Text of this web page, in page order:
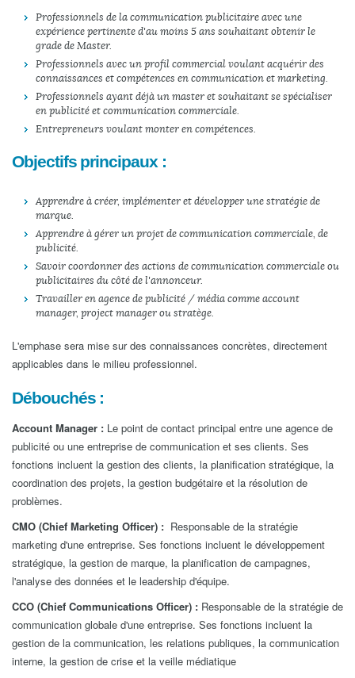
Professionnels de la communication publicitaire avec une
expérience pertinente d'au moins 5 ans souhaitant obtenir le
grade de Master.
Professionnels avec un profil commercial voulant acquérir des
connaissances et compétences en communication et marketing.
Professionnels ayant déjà un master et souhaitant se spécialiser
en publicité et communication commerciale.
Entrepreneurs voulant monter en compétences.
Objectifs principaux :
Apprendre à créer, implémenter et développer une stratégie de
marque.
Apprendre à gérer un projet de communication commerciale, de
publicité.
Savoir coordonner des actions de communication commerciale ou
publicitaires du côté de l'annonceur.
Travailler en agence de publicité / média comme account
manager, project manager ou stratège.
L'emphase sera mise sur des connaissances concrètes, directement
applicables dans le milieu professionnel.
Débouchés :
Account Manager : Le point de contact principal entre une agence de
publicité ou une entreprise de communication et ses clients. Ses
fonctions incluent la gestion des clients, la planification stratégique, la
coordination des projets, la gestion budgétaire et la résolution de
problèmes.
CMO (Chief Marketing Officer) : Responsable de la stratégie
marketing d'une entreprise. Ses fonctions incluent le développement
stratégique, la gestion de marque, la planification de campagnes,
l'analyse des données et le leadership d'équipe.
CCO (Chief Communications Officer) : Responsable de la stratégie de
communication globale d'une entreprise. Ses fonctions incluent la
gestion de la communication, les relations publiques, la communication
interne, la gestion de crise et la veille médiatique